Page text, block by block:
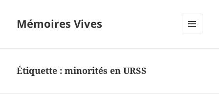
Mémoires Vives
Étiquette :minorités en URSS